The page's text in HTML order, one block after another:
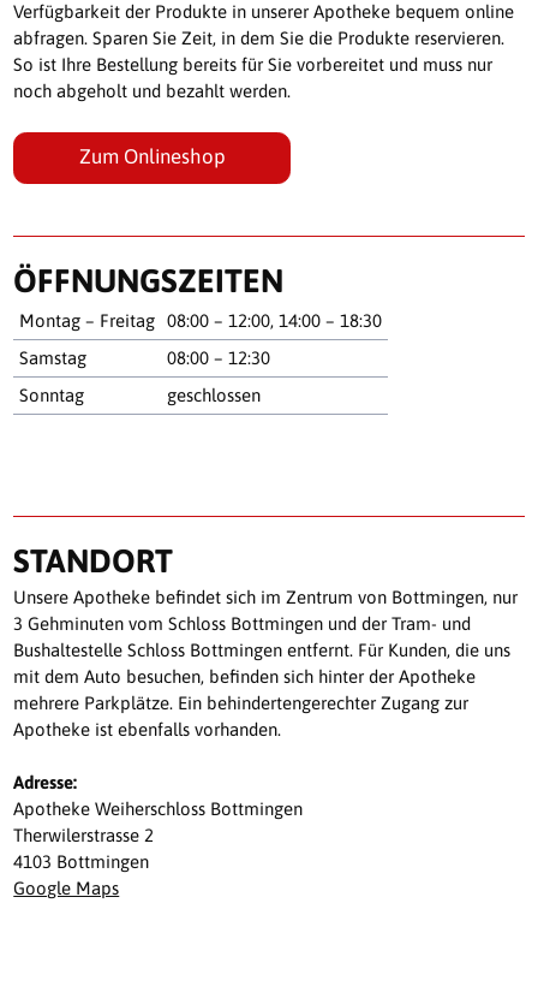
Verfügbarkeit der Produkte in unserer Apotheke bequem online
abfragen. Sparen Sie Zeit, in dem Sie die Produkte reservieren.
So ist Ihre Bestellung bereits für Sie vorbereitet und muss nur
noch abgeholt und bezahlt werden.
Zum Onlineshop
ÖFFNUNGSZEITEN
Montag – Freitag 08:00 – 12:00, 14:00 – 18:30
Samstag
08:00 – 12:30
Sonntag
geschlossen
STANDORT
Unsere Apotheke befindet sich im Zentrum von Bottmingen, nur
3 Gehminuten vom Schloss Bottmingen und der Tram- und
Bushaltestelle Schloss Bottmingen entfernt. Für Kunden, die uns
mit dem Auto besuchen, befinden sich hinter der Apotheke
mehrere Parkplätze. Ein behindertengerechter Zugang zur
Apotheke ist ebenfalls vorhanden.
Adresse:
Apotheke Weiherschloss Bottmingen
Therwilerstrasse 2
4103 Bottmingen
Google Maps